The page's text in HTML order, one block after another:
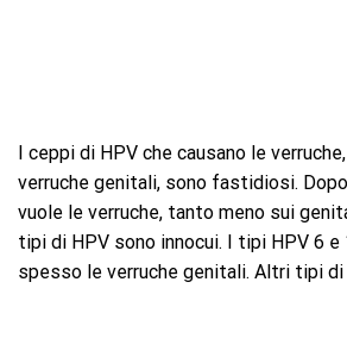
I ceppi di HPV che causano le
verruche genitali, sono fastidiosi.
vuole le verruche, tanto meno sui
tipi di HPV sono innocui. I tipi HPV 6 e
spesso le verruche genitali. Altri tipi di